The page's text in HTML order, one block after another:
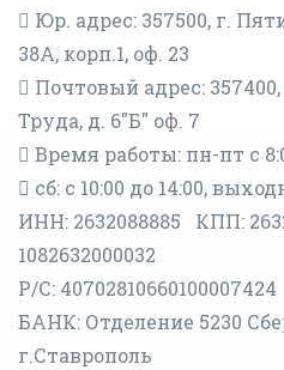
Юр. адрес: 357500, г.
38А, корп.1, оф. 23
Почтовый адрес:
Труда, д. 6"Б" оф. 7
Время работы: пн-пт с
сб: с 10:00 до 14:00,
ИНН: 2632088885 КПП:
1082632000032
Р/С: 40702810660100007424
БАНК: Отделение 5230
г.Ставрополь